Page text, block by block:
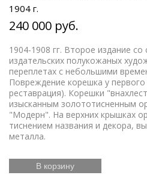
1904 г.
240 000 руб.
1904-1908 гг. Второе издание со
издательских полукожаных
переплетах с небольшими
Повреждение корешка у
реставрация). Корешки
изысканным золототисненным
"Модерн". На верхних крышках
тиснением названия и декора,
металла.
В корзину